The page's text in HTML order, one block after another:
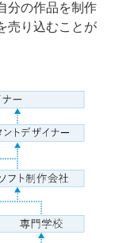
分の作品を制作
売り込むことが